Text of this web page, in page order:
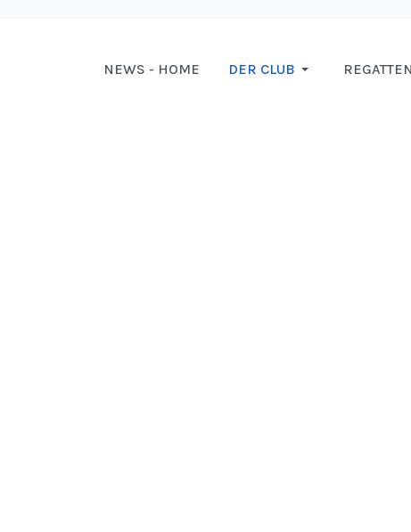
NEWS - HOME DER CLUB REGATTEN